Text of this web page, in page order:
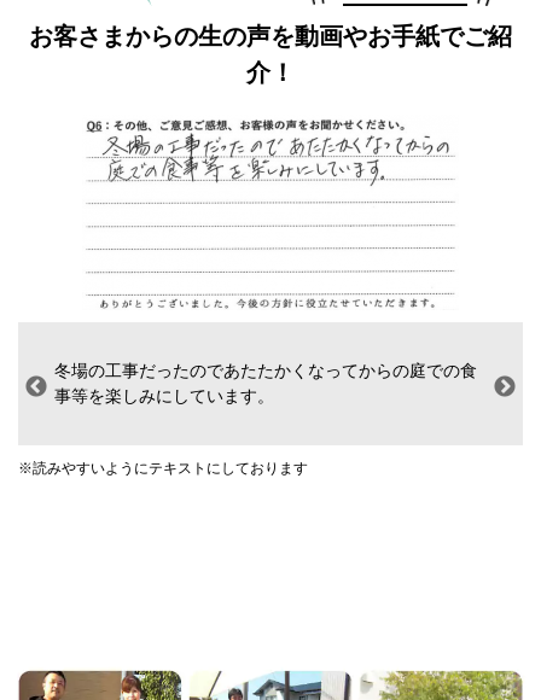
お客さまからの生の声を動画やお手紙でご紹
介！
冬場の工事だったのであたたかくなってからの庭での食
事等を楽しみにしています。
※読みやすいようにテキストにしております